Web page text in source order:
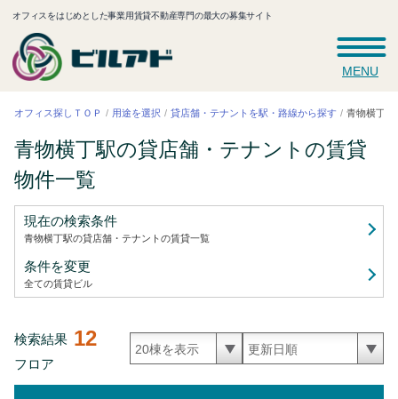
オフィスをはじめとした事業用賃貸不動産専門の最大の募集サイト
MENU
オフィス探しＴＯＰ 用途を選択 貸店舗・テナントを駅・路線から探す 青物横丁駅
青物横丁駅の貸店舗・テナントの賃貸
物件一覧
現在の検索条件
青物横丁駅の貸店舗・テナントの賃貸一覧
条件を変更
全ての賃貸ビル
検索結果 12
フロア